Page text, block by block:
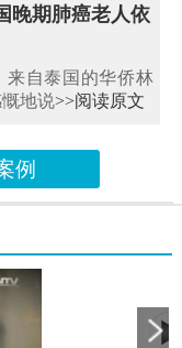
晚期肺癌老人依
来自泰国的华侨林
地说>>阅读原文
例